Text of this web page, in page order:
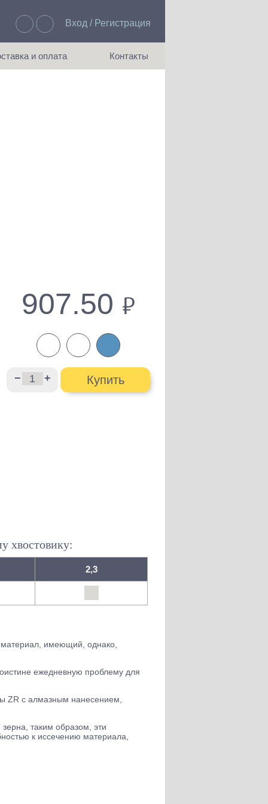
Вход / Регистрация
и оплата Контакты
907.50 руб.
− + Купить
хвостовику:
2,3
материал, имеющий, однако,
ежедневную проблему для
ZR с алмазным нанесением,
таким образом, эти
к иссечению материала,